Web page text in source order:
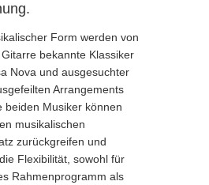
Form werden von
bekannte Klassiker
Nova und ausgesuchter
Arrangements
beiden Musiker können
musikalischen
zurückgreifen und
Flexibilität, sowohl für
Rahmenprogramm als